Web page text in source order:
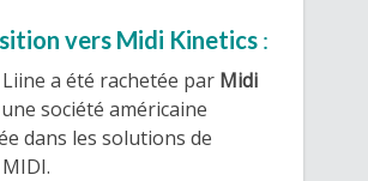
vers Midi Kinetics :
Liine a été rachetée par Midi
société américaine
dans les solutions de